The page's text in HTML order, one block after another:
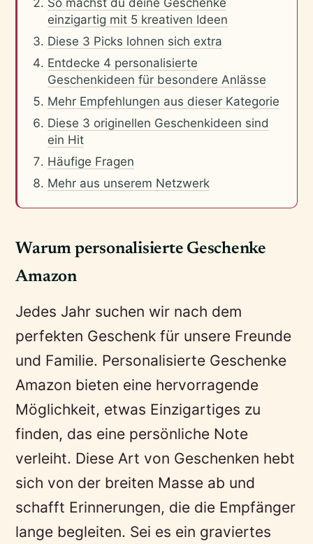
einzigartig mit 5 kreativen Ideen
Diese 3 Picks lohnen sich extra
Entdecke 4 personalisierte
Geschenkideen für besondere Anlässe
Mehr Empfehlungen aus dieser Kategorie
Diese 3 originellen Geschenkideen sind
ein Hit
Häufige Fragen
Mehr aus unserem Netzwerk
Warum personalisierte Geschenke
Amazon
Jedes Jahr suchen wir nach dem
perfekten Geschenk für unsere Freunde
und Familie. Personalisierte Geschenke
Amazon bieten eine hervorragende
Möglichkeit, etwas Einzigartiges zu
finden, das eine persönliche Note
verleiht. Diese Art von Geschenken hebt
sich von der breiten Masse ab und
schafft Erinnerungen, die die Empfänger
lange begleiten. Sei es ein graviertes